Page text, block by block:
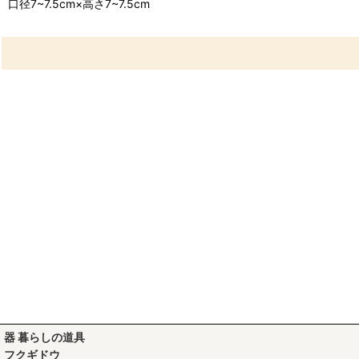
口径7~7.5cm×高さ7~7.5cm
器 暮らしの道具
フクギドウ